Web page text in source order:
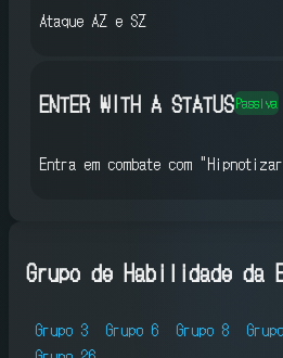
Ataque AZ e SZ
ENTER WITH A STATUSPassiva
Entra em combate com
Grupo de Habilidade da
Grupo 3 Grupo 6 Grupo 8